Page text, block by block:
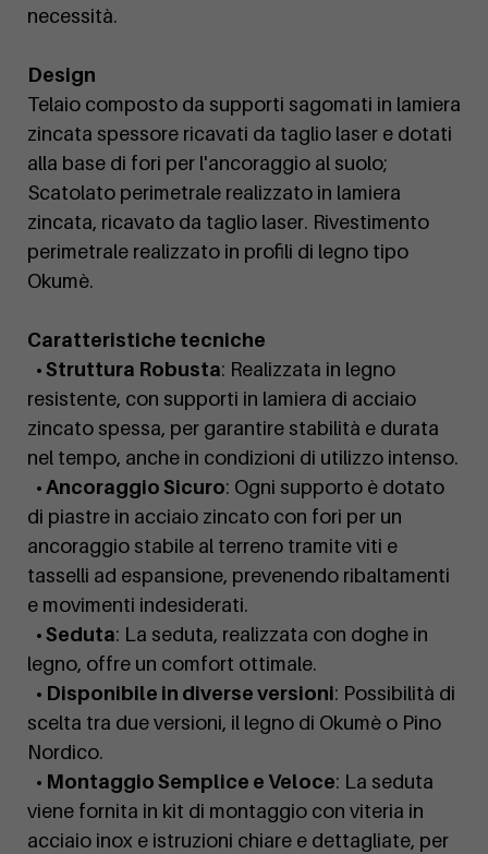
necessità.
Design
Telaio composto da supporti sagomati in lamiera
zincata spessore ricavati da taglio laser e dotati
alla base di fori per l'ancoraggio al suolo;
Scatolato perimetrale realizzato in lamiera
zincata, ricavato da taglio laser. Rivestimento
perimetrale realizzato in profili di legno tipo
Okumè.
Caratteristiche tecniche
• Struttura Robusta: Realizzata in legno
resistente, con supporti in lamiera di acciaio
zincato spessa, per garantire stabilità e durata
nel tempo, anche in condizioni di utilizzo intenso.
• Ancoraggio Sicuro: Ogni supporto è dotato
di piastre in acciaio zincato con fori per un
ancoraggio stabile al terreno tramite viti e
tasselli ad espansione, prevenendo ribaltamenti
e movimenti indesiderati.
• Seduta: La seduta, realizzata con doghe in
legno, offre un comfort ottimale.
• Disponibile in diverse versioni: Possibilità di
scelta tra due versioni, il legno di Okumè o Pino
Nordico.
• Montaggio Semplice e Veloce: La seduta
viene fornita in kit di montaggio con viteria in
acciaio inox e istruzioni chiare e dettagliate, per